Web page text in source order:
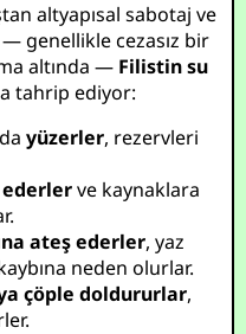
altyapısal sabotaj ve
— genellikle cezasız bir
altında — Filistin su
tahrip ediyor:
yüzerler, rezervleri
ederlerve kaynaklara
ateş ederler, yaz
neden olurlar.
çöple doldururlar,